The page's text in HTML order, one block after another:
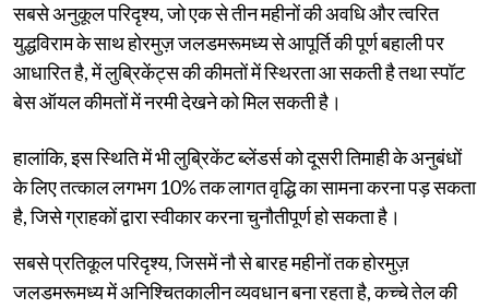
सबसे अनुकूल परिदृश्य, जो एक से तीन महीनों की अवधि और त्वरित
युद्धविराम के साथ होरमुज़ जलडमरूमध्य से आपूर्ति की पूर्ण बहाली पर
आधारित है, में लुब्रिकेंट्स की कीमतों में स्थिरता आ सकती है तथा स्पॉट
बेस ऑयल कीमतों में नरमी देखने को मिल सकती है।
हालांकि, इस स्थिति में भी लुब्रिकेंट ब्लेंडर्स को दूसरी तिमाही के अनुबंधों
के लिए तत्काल लगभग 10% तक लागत वृद्धि का सामना करना पड़ सकता
है, जिसे ग्राहकों द्वारा स्वीकार करना चुनौतीपूर्ण हो सकता है।
सबसे प्रतिकूल परिदृश्य, जिसमें नौ से बारह महीनों तक होरमुज़
जलडमरूमध्य में अनिश्चितकालीन व्यवधान बना रहता है, कच्चे तेल की